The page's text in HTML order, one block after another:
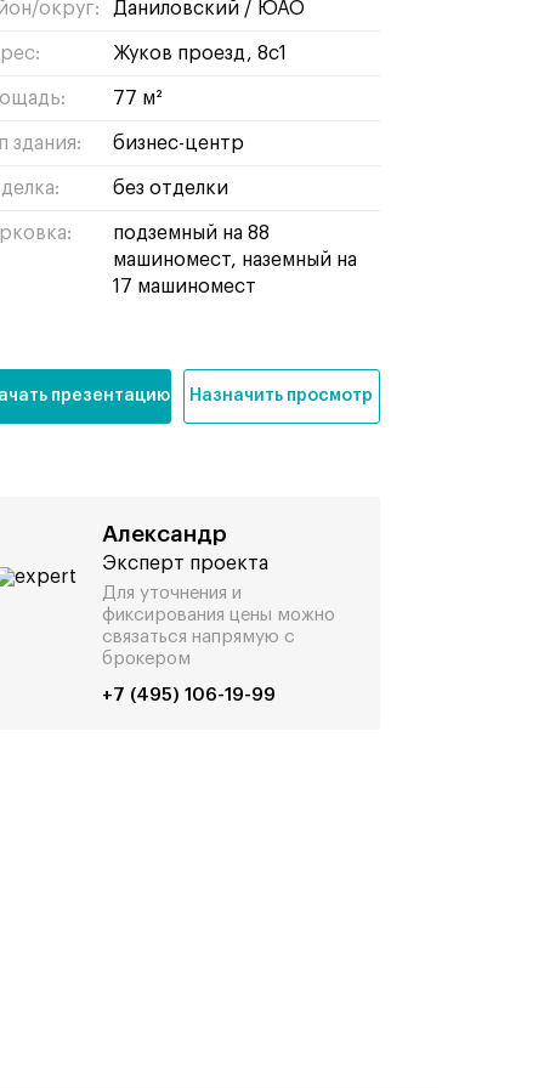
округ: даниловский/ ЮАО
Жуков проезд, 8с1
77 м²
здания: бизнес-центр
без отделки
подземный на 88
машиномест, наземный на
17 машиномест
презентацию Назначить просмотр
Александр
Эксперт проекта
Для уточнения и
фиксирования цены можно
связаться напрямую с
брокером
+7 (495) 106-19-99